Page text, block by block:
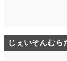
じぇいそんむら